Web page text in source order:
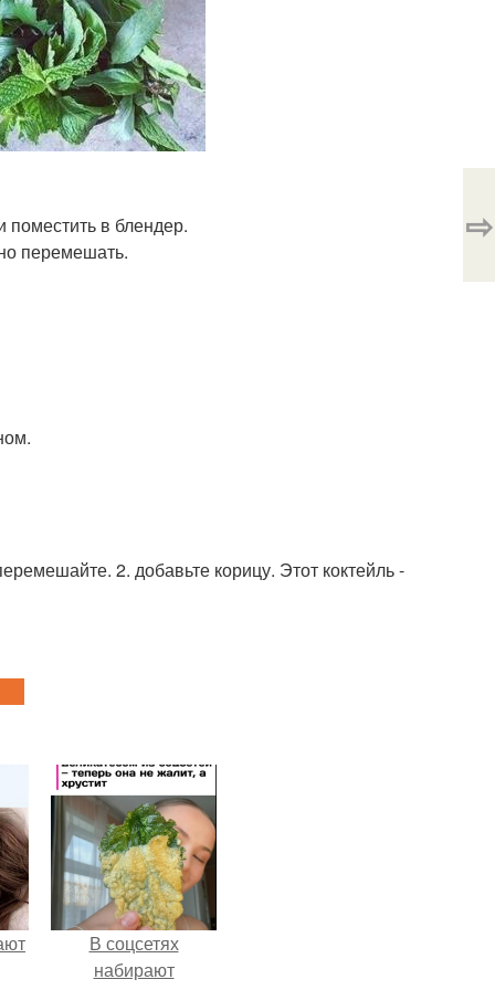
поместить в блендер.
перемешать.
2. добавьте корицу. Этот коктейль -
⇨
В соцсетях
набирают